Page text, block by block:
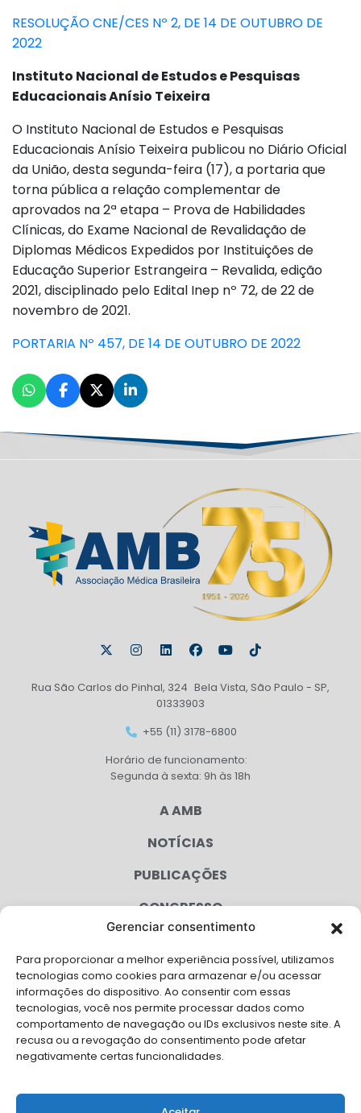
Gerenciar consentimento
Para proporcionar a melhor experiência possível, utilizamos
tecnologias como cookies para armazenar e/ou acessar
informações do dispositivo. Ao consentir com essas
tecnologias, você nos permite processar dados como
comportamento de navegação ou IDs exclusivos neste site. A
recusa ou a revogação do consentimento pode afetar
negativamente certas funcionalidades.
RESOLUÇÃO CNE/CES Nº 2, DE 14 DE OUTUBRO DE
2022
Instituto Nacional de Estudos e Pesquisas
Educacionais Anísio Teixeira
O Instituto Nacional de Estudos e Pesquisas
Educacionais Anísio Teixeira publicou no Diário Oficial
da União, desta segunda-feira (17), a portaria que
torna pública a relação complementar de
aprovados na 2ª etapa – Prova de Habilidades
Clínicas, do Exame Nacional de Revalidação de
Diplomas Médicos Expedidos por Instituições de
Educação Superior Estrangeira – Revalida, edição
2021, disciplinado pelo Edital Inep nº 72, de 22 de
novembro de 2021.
PORTARIA Nº 457, DE 14 DE OUTUBRO DE 2022
Rua São Carlos do Pinhal, 324 Bela Vista, São Paulo - SP,
01333903
+55 (11) 3178-6800
Horário de funcionamento:
Segunda à sexta: 9h às 18h
A AMB
NOTÍCIAS
PUBLICAÇÕES
CONGRESSO
CAMPANHAS
SERVIÇOS
FILIADAS
FALE CONOSCO